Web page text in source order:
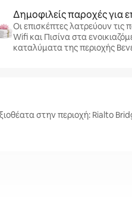
Δημοφιλείς παροχές για
Οι επισκέπτες λατρεύουν τις
Wifi και Πισίνα στα
καταλύματα της περιοχής
στην περιοχή: Rialto